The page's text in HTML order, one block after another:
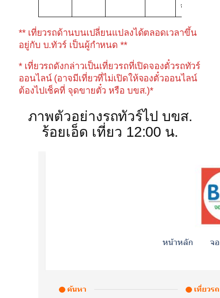
จำกัด
** เที่ยวรถด้านบนเปลี่ยนแปลงได้ตลอดเวลาขึ้น
อยู่กับ บ.ทัวร์ เป็นผู้กำหนด **
* เที่ยวรถดังกล่าวเป็นเที่ยวรถที่เปิดจองตั๋วรถทัวร์
ออนไลน์ (อาจมีเที่ยวที่ไม่เปิดให้จองตั๋วออนไลน์
ต้องไปเช็คที่ จุดขายตั๋ว หรือ บขส.)*
ภาพตัวอย่างรถทัวร์ไป บขส.
ร้อยเอ็ด เที่ยว 12:00 น.